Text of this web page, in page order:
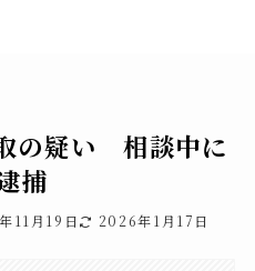
の疑い 相談中に
捕
11月19日 2026年1月17日